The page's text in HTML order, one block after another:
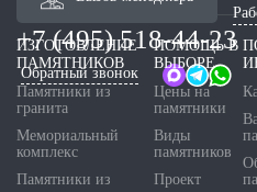
+7 (495) 518-44-23
Обратный звонок
ИЗГОТОВЛЕНИЕ
ПАМЯТНИКОВ
Памятники из
гранита
Мемориальный
комплекс
Памятники из
ПОМОЩЬ В
ВЫБОРЕ
Цены на
памятники
Виды
памятников
Проект